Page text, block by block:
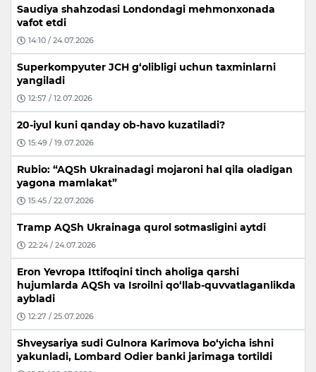
Saudiya shahzodasi Londondagi mehmonxonada
vafot etdi
14:10 / 24.07.2026
Superkompyuter JCH g‘olibligi uchun taxminlarni
yangiladi
12:57 / 12.07.2026
20-iyul kuni qanday ob-havo kuzatiladi?
15:49 / 19.07.2026
Rubio: “AQSh Ukrainadagi mojaroni hal qila oladigan
yagona mamlakat”
15:45 / 22.07.2026
Tramp AQSh Ukrainaga qurol sotmasligini aytdi
22:24 / 24.07.2026
Eron Yevropa Ittifoqini tinch aholiga qarshi
hujumlarda AQSh va Isroilni qo‘llab-quvvatlaganlikda
aybladi
12:27 / 25.07.2026
Shveysariya sudi Gulnora Karimova bo‘yicha ishni
yakunladi, Lombard Odier banki jarimaga tortildi